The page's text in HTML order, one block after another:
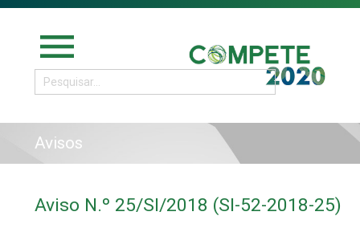
menu
Avisos
Aviso N.º 25/SI/2018 (SI-52-2018-25)